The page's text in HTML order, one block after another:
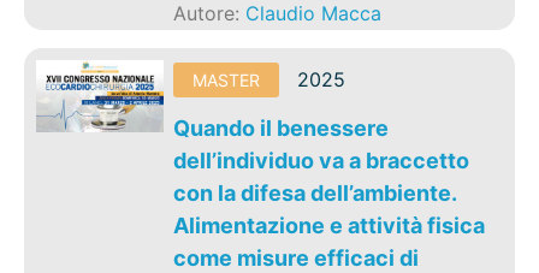
Autore: Claudio Macca
MASTER 2025
Quando il benessere
dell’individuo va a braccetto
con la difesa dell’ambiente.
Alimentazione e attività fisica
come misure efficaci di